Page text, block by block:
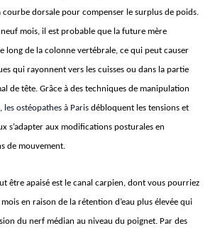
dorsale pour compenser le surplus de poids.
mois, il est probable que la future mère
long de la colonne vertébrale, ce qui peut causer
qui rayonnent vers les cuisses ou dans la partie
de tête. Grâce à des techniques de manipulation
les ostéopathes à Paris débloquent les tensions et
s’adapter aux modifications posturales en
de mouvement.
être apaisé est le canal carpien, dont vous pourriez
en raison de la rétention d’eau plus élevée qui
du nerf médian au niveau du poignet. Par des